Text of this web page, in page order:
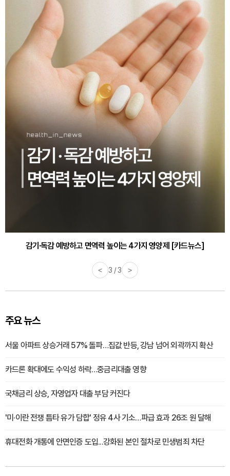
감기·독감 예방하고 면역력 높이는 4가지 영양제 [카드뉴스]
< 3 / 3 >
주요 뉴스
서울 아파트 상승거래 57% 돌파…집값 반등, 강남 넘어 외곽까지 확산
카드론 확대에도 수익성 하락…중금리대출 영향
국채금리 상승, 자영업자 대출 부담 커진다
'미·이란 전쟁 틈타 유가 담합' 정유 4사 기소…파급 효과 26조 원 달해
휴대전화 개통에 안면인증 도입...강화된 본인 절차로 민생범죄 차단